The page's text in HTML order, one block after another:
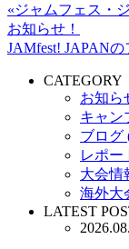
«ジャムフェス・
お知らせ！
JAMfest! JAPAN
CATEGORY
お知ら
キャン
ブログ
レポー
大会情
海外大
LATEST